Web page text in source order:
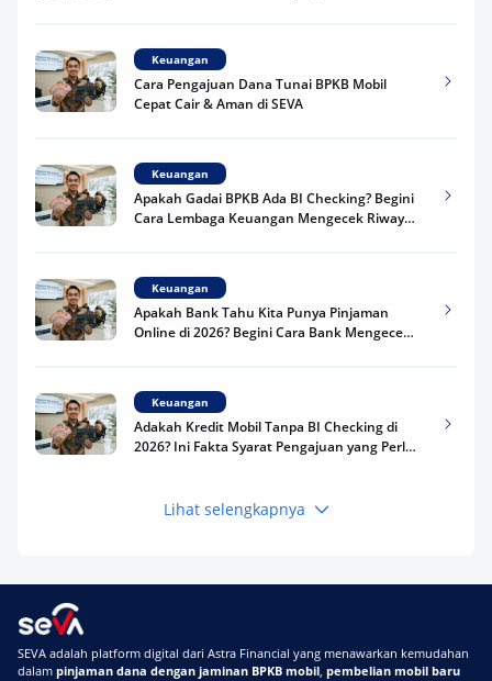
Keuangan
Cara Pengajuan Dana Tunai BPKB Mobil
Cepat Cair & Aman di SEVA
Keuangan
Apakah Gadai BPKB Ada BI Checking? Begini
Cara Lembaga Keuangan Mengecek Riwayat
Keuangan
Apakah Bank Tahu Kita Punya Pinjaman
Online di 2026? Begini Cara Bank Mengecek
Keuangan
Adakah Kredit Mobil Tanpa BI Checking di
2026? Ini Fakta Syarat Pengajuan yang Perlu
Keuangan
Terpercaya
Telat Bayar Pinjol 2 Hari, Apakah Langsung
Masuk BI Checking? Simak Peraturan
Lihat selengkapnya
SEVA adalah platform digital dari Astra Financial yang menawarkan kemudahan
dalam pinjaman dana dengan jaminan BPKB mobil pembelian mobil baru